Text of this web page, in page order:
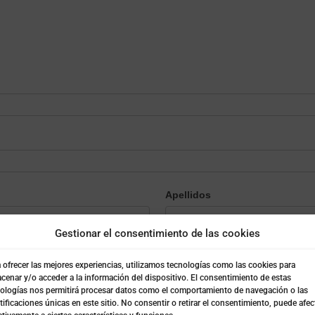
Gestionar el consentimiento de las cookies
ofrecer las mejores experiencias, utilizamos tecnologías como las cookies para
y/o acceder a la información del dispositivo. El consentimiento de estas
nos permitirá procesar datos como el comportamiento de navegación o las
únicas en este sitio. No consentir o retirar el consentimiento, puede
Apellidos